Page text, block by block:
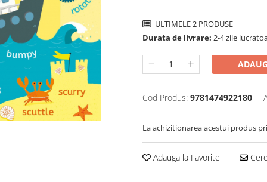
ULTIMELE 2 PRODUSE
Durata de livrare: 2-4 zile
Cod Produs: 9781474922180
La achizitionarea acestui produs
Adauga la Favorite